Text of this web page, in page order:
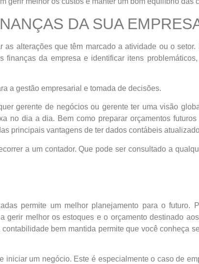
DA SUA
alterações que têm marcado a atividade ou o
da empresa e identificar itens
a gestão empresarial e tomada de decisões.
gerente de negócios ou gerente ter uma visão
no dia a dia. Bem como preparar orçamentos
principais vantagens de ter dados contábeis
a um contador. Que pode ser consultado a
permite um melhor planejamento para o futuro.
melhor os estoques e o orçamento destinado
bem mantida permite que você conheça
um negócio. Este é especialmente o caso de